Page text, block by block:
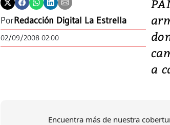
PorRedacción Digital La Estrella
02/09/2008 02:00
a
Encuentra más de nuestra